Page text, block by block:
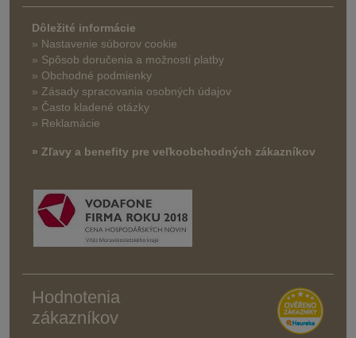
Dôležité informácie
» Nastavenie súborov cookie
» Spôsob doručenia a možnosti platby
» Obchodné podmienky
» Zásady spracovania osobných údajov
» Často kladené otázky
» Reklamácie
» Zľavy a benefity pre veľkoobchodných zákazníkov
Hodnotenia
zákazníkov